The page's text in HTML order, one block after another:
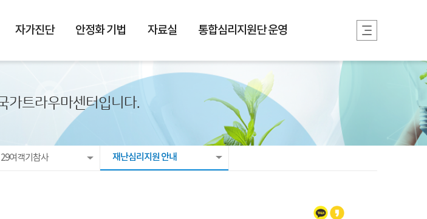
자가진단 안정화 기법 자료실 통합심리지원단 운영
가트라우마센터입니다.
여객기참사 재난심리지원 안내
카카오톡
카카오스토리
페이스북
트위터